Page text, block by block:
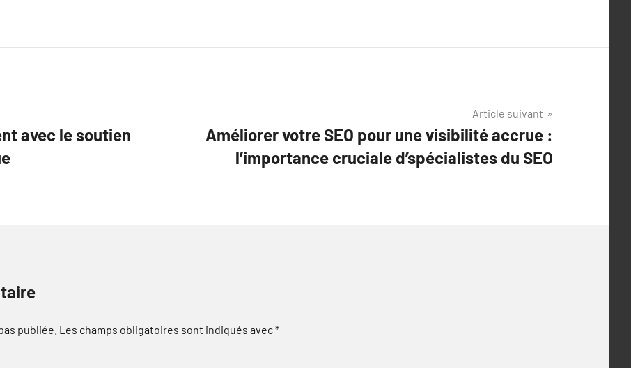
avec le soutien
Article suivant
Améliorer votre SEO pour une visibilité accrue :
l’importance cruciale d’spécialistes du SEO
publiée. Les champs obligatoires sont indiqués avec*